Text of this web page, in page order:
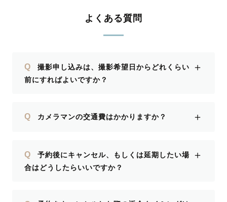
よくある質問
Q
撮影申し込みは、撮影希望日からどれくらい
前にすればよいですか？
＋
Q カメラマンの交通費はかかりますか？ ＋
Q
予約後にキャンセル、もしくは延期したい場
合はどうしたらいいですか？
＋